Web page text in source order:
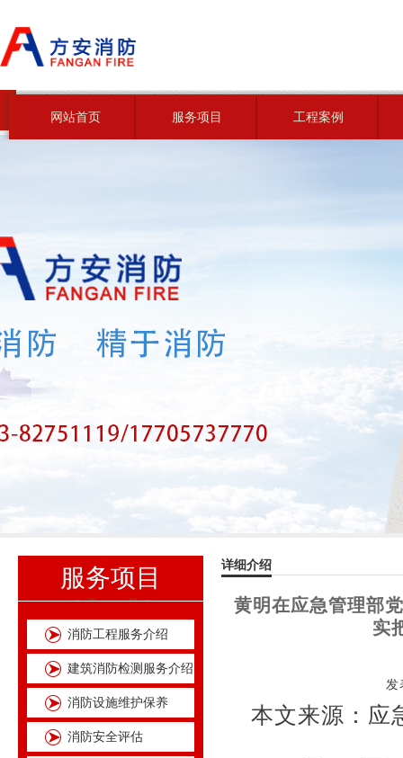
网站首页 服务项目 工程案例
服务项目
消防工程服务介绍
建筑消防检测服务介绍
消防设施维护保养
消防安全评估
详细介绍
黄明在应急管理部
实
发
本文来源：应